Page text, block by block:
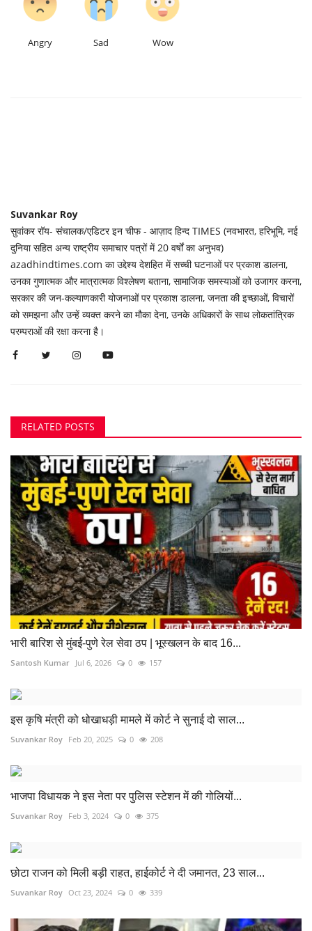
Angry Sad Wow
Suvankar Roy
सुवांकर रॉय- संचालक/एडिटर इन चीफ - आज़ाद हिन्द TIMES (नवभारत, हरिभूमि, नई
दुनिया सहित अन्य राष्ट्रीय समाचार पत्रों में 20 वर्षों का अनुभव)
azadhindtimes.com का उद्देश्य देशहित में सच्ची घटनाओं पर प्रकाश डालना,
उनका गुणात्मक और मात्रात्मक विश्लेषण बताना, सामाजिक समस्याओं को उजागर करना,
सरकार की जन-कल्याणकारी योजनाओं पर प्रकाश डालना, जनता की इच्छाओं, विचारों
को समझना और उन्हें व्यक्त करने का मौका देना, उनके अधिकारों के साथ लोकतांत्रिक
परम्पराओं की रक्षा करना है।
RELATED POSTS
भारी बारिश से मुंबई-पुणे रेल सेवा ठप | भूस्खलन के बाद 16...
Santosh Kumar Jul 6, 2026 0 157
इस कृषि मंत्री को धोखाधड़ी मामले में कोर्ट ने सुनाई दो साल...
Suvankar Roy Feb 20, 2025 0 208
भाजपा विधायक ने इस नेता पर पुलिस स्टेशन में की गोलियों...
Suvankar Roy Feb 3, 2024 0 375
छोटा राजन को मिली बड़ी राहत, हाईकोर्ट ने दी जमानत, 23 साल...
Suvankar Roy Oct 23, 2024 0 339